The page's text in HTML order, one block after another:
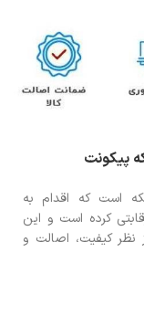
پیکونت
است که اقدام به
کرده است و این
نظر کیفیت، اصالت و